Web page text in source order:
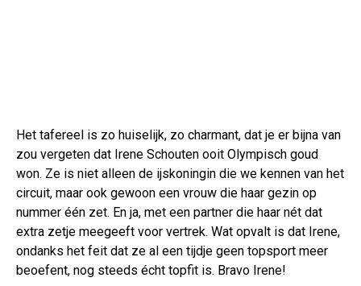
Het tafereel is zo huiselijk, zo charmant, dat je er bijna van
zou vergeten dat Irene Schouten ooit Olympisch goud
won. Ze is niet alleen de ijskoningin die we kennen van het
circuit, maar ook gewoon een vrouw die haar gezin op
nummer één zet. En ja, met een partner die haar nét dat
extra zetje meegeeft voor vertrek. Wat opvalt is dat Irene,
ondanks het feit dat ze al een tijdje geen topsport meer
beoefent, nog steeds écht topfit is. Bravo Irene!